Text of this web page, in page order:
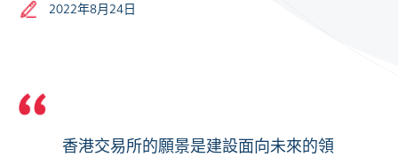
2022年8月24日
香港交易所的願景是建設面向未來的領